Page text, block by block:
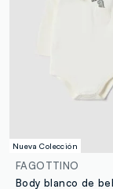
Nueva Colección
FAGOTTINO